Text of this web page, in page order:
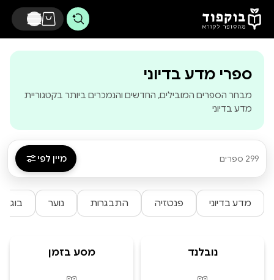
דלג לתוכן הראשי
ספרי מדע בדיוני
מבחר הספרים המובילים, החדשים והנמכרים ביותר בקטגוריית
מדע בדיוני
299 ספרים מיין לפי
מדע בדיוני פנטזיה התבגרות נוער
נובלנד מסע בזמן